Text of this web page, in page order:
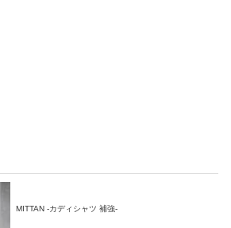
MITTAN -カディシャツ 補強-